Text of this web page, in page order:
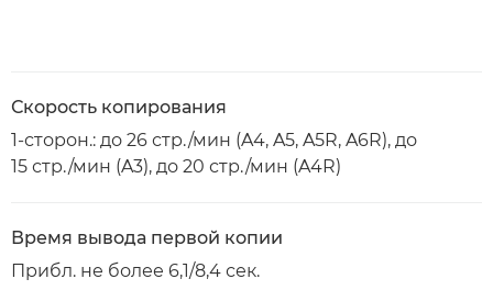
Скорость копирования
1-сторон.: до 26 стр./мин (A4, A5, A5R, A6R), до
15 стр./мин (A3), до 20 стр./мин (A4R)
Время вывода первой копии
Прибл. не более 6,1/8,4 сек.